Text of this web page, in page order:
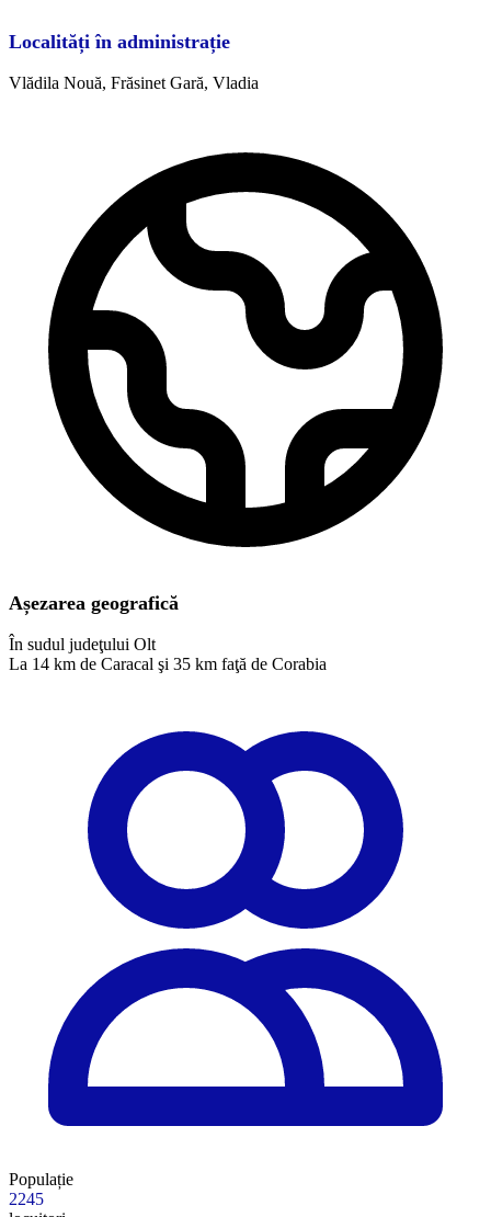
Localități în administrație
Vlădila Nouă, Frăsinet Gară, Vladia
Așezarea geografică
În sudul judeţului Olt
La 14 km de Caracal şi 35 km faţă de Corabia
Populație
2245